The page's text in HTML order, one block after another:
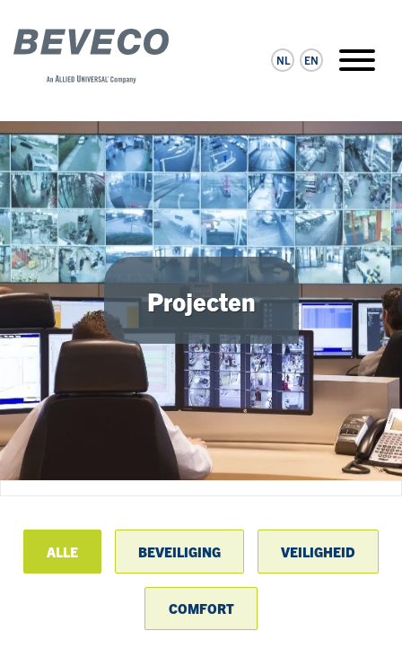
NL EN
Projecten
ALLE BEVEILIGING VEILIGHEID
COMFORT